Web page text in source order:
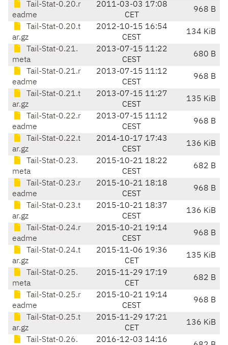
Tail-Stat-0.20.r
eadme
2011-03-03 17:08
CET
968 B
Tail-Stat-0.20.t
ar.gz
2012-10-15 16:54
CEST
134 KiB
Tail-Stat-0.21.
meta
2013-07-15 11:22
CEST
680 B
Tail-Stat-0.21.r
eadme
2013-07-15 11:12
CEST
968 B
Tail-Stat-0.21.t
ar.gz
2013-07-15 11:27
CEST
135 KiB
Tail-Stat-0.22.r
eadme
2013-07-15 11:12
CEST
968 B
Tail-Stat-0.22.t
ar.gz
2014-10-17 17:43
CEST
136 KiB
Tail-Stat-0.23.
meta
2015-10-21 18:22
CEST
682 B
Tail-Stat-0.23.r
eadme
2015-10-21 18:18
CEST
968 B
Tail-Stat-0.23.t
ar.gz
2015-10-21 18:37
CEST
136 KiB
Tail-Stat-0.24.r
eadme
2015-10-21 19:14
CEST
968 B
Tail-Stat-0.24.t
ar.gz
2015-11-06 19:36
CET
135 KiB
Tail-Stat-0.25.
meta
2015-11-29 17:19
CET
682 B
Tail-Stat-0.25.r
eadme
2015-10-21 19:14
CEST
968 B
Tail-Stat-0.25.t
ar.gz
2015-11-29 17:21
CET
136 KiB
Tail-Stat-0.26.
2016-12-03 14:16